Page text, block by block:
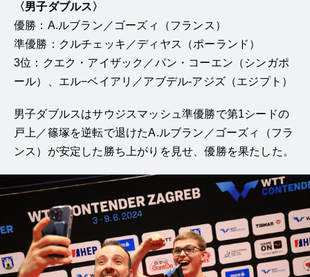
〈男子ダブルス〉
優勝：A.ルブラン／ゴーズィ（フランス）
準優勝：クルチェッキ／ディヤス（ポーランド）
3位：クエク・アイザック／パン・コーエン（シンガポ
ール）、エル−ベイアリ／アブデル-アジズ（エジプト）
男子ダブルスはサウジスマッシュ準優勝で第1シードの
戸上／篠塚を逆転で退けたA.ルブラン／ゴーズィ（フラ
ンス）が安定した勝ち上がりを見せ、優勝を果たした。